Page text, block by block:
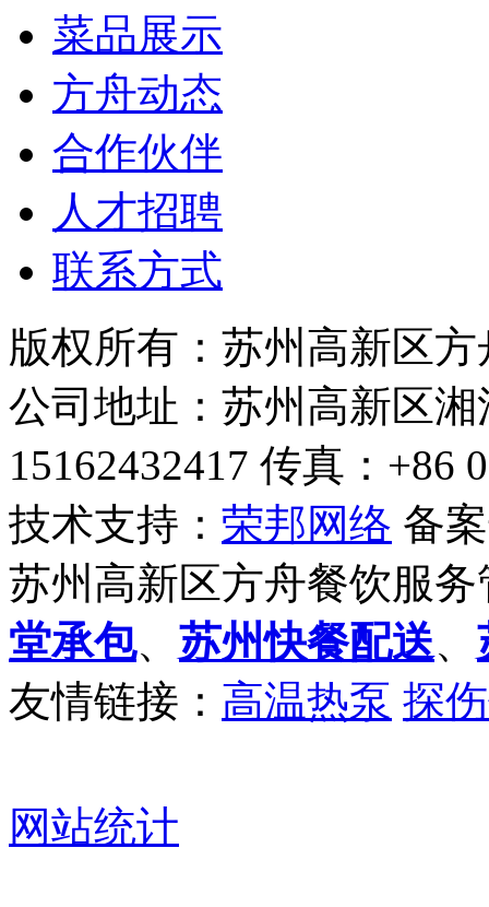
菜品展示
方舟动态
合作伙伴
人才招聘
联系方式
版权所有：苏州高新区
公司地址：苏州高新区
15162432417 传真：+86
技术支持： 荣邦网络 备
苏州高新区方舟餐饮服
堂承包、 苏州快餐配送、
友情链接： 高温热泵 探
网站统计